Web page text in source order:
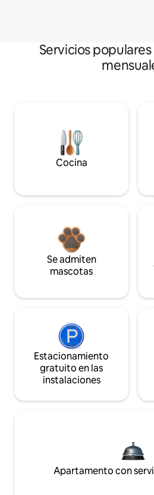
Servicios
Cocina
Se admiten
mascotas
Estacionamiento
gratuito en las
instalaciones
Apartamento con